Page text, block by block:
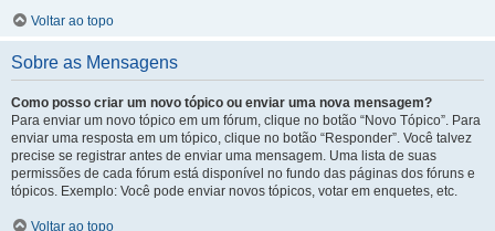
Voltar ao topo
Sobre as Mensagens
Como posso criar um novo tópico ou enviar uma nova mensagem?
Para enviar um novo tópico em um fórum, clique no botão “Novo Tópico”. Para
enviar uma resposta em um tópico, clique no botão “Responder”. Você talvez
precise se registrar antes de enviar uma mensagem. Uma lista de suas
permissões de cada fórum está disponível no fundo das páginas dos fóruns e
tópicos. Exemplo: Você pode enviar novos tópicos, votar em enquetes, etc.
Voltar ao topo